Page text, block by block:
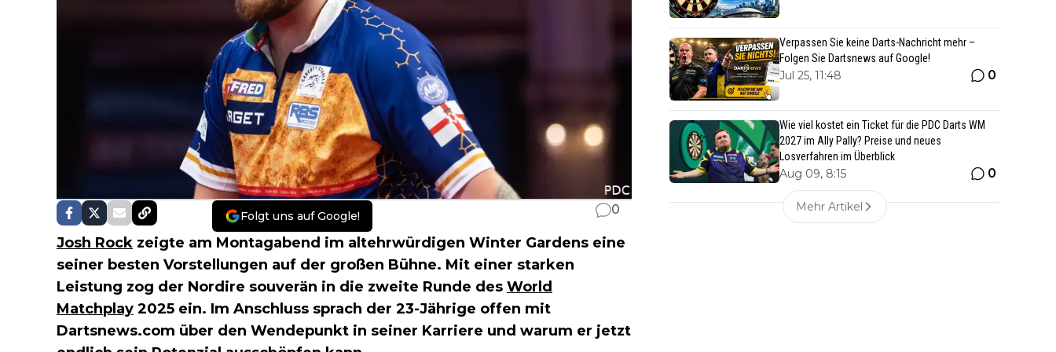
Folgt uns auf Google! 0
Josh Rock zeigte am Montagabend im altehrwürdigen Winter Gardens eine
seiner besten Vorstellungen auf der großen Bühne. Mit einer starken
Leistung zog der Nordire souverän in die zweite Runde des World
Matchplay 2025 ein. Im Anschluss sprach der 23-Jährige offen mit
Dartsnews.com über den Wendepunkt in seiner Karriere und warum er jetzt
Verpassen Sie keine Darts-Nachricht mehr –
Folgen Sie Dartsnews auf Google!
Jul 25, 11:48 0
Wie viel kostet ein Ticket für die PDC Darts WM
2027 im Ally Pally? Preise und neues
Losverfahren im Überblick
Aug 09, 8:15 0
Mehr Artikel